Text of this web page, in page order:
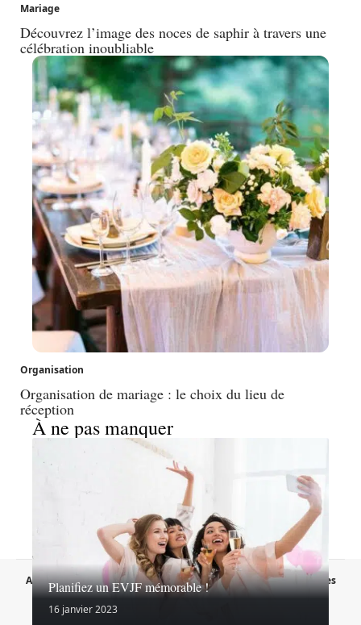
Mariage
Découvrez l’image des noces de saphir à travers une
célébration inoubliable
Organisation
Organisation de mariage : le choix du lieu de
réception
À ne pas manquer
Planifiez un EVJF mémorable !
16 janvier 2023
A propos Contact Proposer un article
Mentions légales
Sitemap
Plan du site